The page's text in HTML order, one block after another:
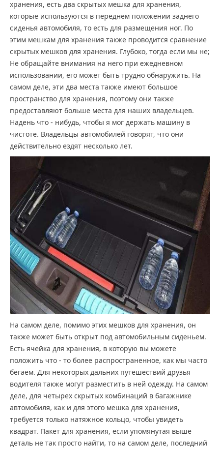
хранения, есть два скрытых мешка для хранения,
которые используются в переднем положении заднего
сиденья автомобиля, то есть для размещения ног. По
этим мешкам для хранения также проводится сравнение
скрытых мешков для хранения. Глубоко, тогда если мы не;
Не обращайте внимания на него при ежедневном
использовании, его может быть трудно обнаружить. На
самом деле, эти два места также имеют большое
пространство для хранения, поэтому они также
предоставляют больше места для наших владельцев.
Надень что - нибудь, чтобы я мог держать машину в
чистоте. Владельцы автомобилей говорят, что они
действительно ездят несколько лет.
На самом деле, помимо этих мешков для хранения, он
также может быть открыт под автомобильным сиденьем.
Есть ячейка для хранения, в которую вы можете
положить что - то более распространенное, как мы часто
бегаем. Для некоторых дальних путешествий друзья
водителя также могут разместить в ней одежду. На самом
деле, для четырех скрытых комбинаций в багажнике
автомобиля, как и для этого мешка для хранения,
требуется только натяжное кольцо, чтобы увидеть
квадрат. Пакет для хранения, если упомянутая выше
деталь не так просто найти, то на самом деле, последний